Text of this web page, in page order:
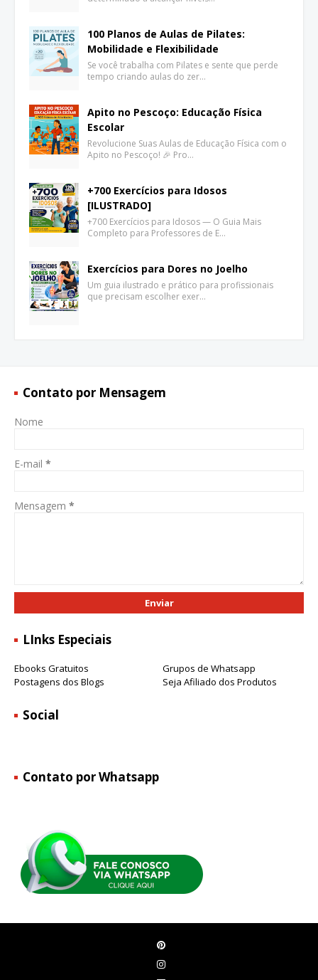
100 Planos de Aulas de Pilates:
Mobilidade e Flexibilidade
Se você trabalha com Pilates e sente que perde
tempo criando aulas do zer…
Apito no Pescoço: Educação Física
Escolar
Revolucione Suas Aulas de Educação Física com o
Apito no Pescoço! 🎉 Pro…
+700 Exercícios para Idosos
[ILUSTRADO]
+700 Exercícios para Idosos — O Guia Mais
Completo para Professores de E…
Exercícios para Dores no Joelho
Um guia ilustrado e prático para profissionais
que precisam escolher exer…
Contato por Mensagem
Nome
E-mail *
Mensagem *
LInks Especiais
Ebooks Gratuitos
Grupos de Whatsapp
Postagens dos Blogs
Seja Afiliado dos Produtos
Social
Contato por Whatsapp